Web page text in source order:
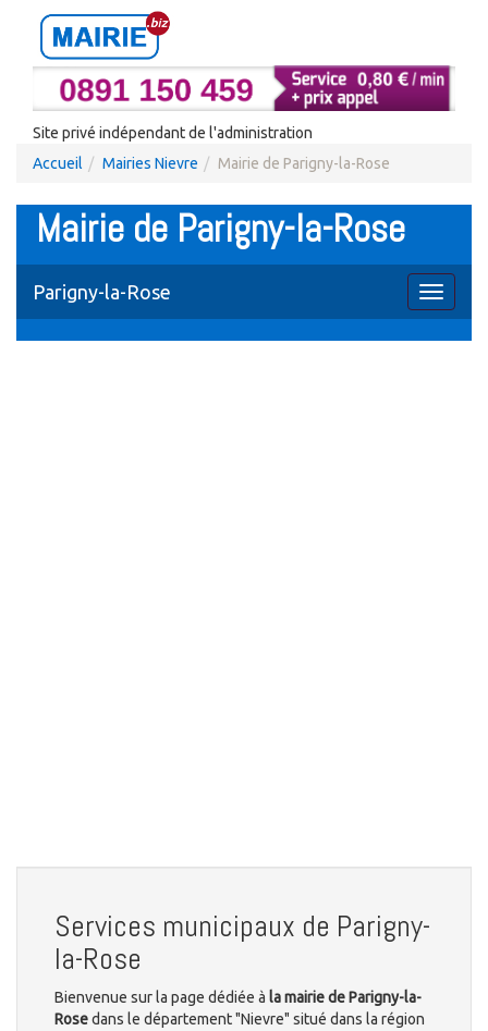
Site privé indépendant de l'administration
Accueil
Mairies Nievre Mairie de Parigny-la-Rose
Mairie de Parigny-la-Rose
Toggle
Parigny-la-Rose
Services municipaux de Parigny-
la-Rose
Bienvenue sur la page dédiée à la mairie de Parigny-la-
Rosedans le département "Nievre" situé dans la région